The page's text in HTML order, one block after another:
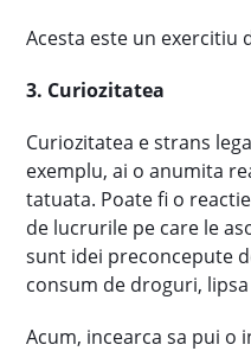
Acesta este un exercitiu
3. Curiozitatea
Curiozitatea e strans
exemplu, ai o anumita
tatuata. Poate fi o
de lucrurile pe care le
sunt idei preconcepute
consum de droguri,
Acum, incearca sa pui o